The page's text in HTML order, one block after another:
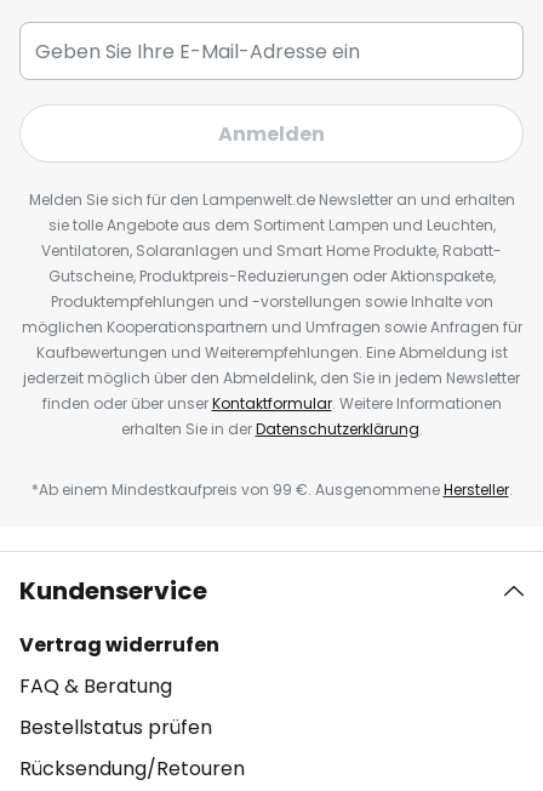
Anmelden
Melden Sie sich für den Lampenwelt.de Newsletter an und erhalten
sie tolle Angebote aus dem Sortiment Lampen und Leuchten,
Ventilatoren, Solaranlagen und Smart Home Produkte, Rabatt-
Gutscheine, Produktpreis-Reduzierungen oder Aktionspakete,
Produktempfehlungen und -vorstellungen sowie Inhalte von
möglichen Kooperationspartnern und Umfragen sowie Anfragen für
Kaufbewertungen und Weiterempfehlungen. Eine Abmeldung ist
jederzeit möglich über den Abmeldelink, den Sie in jedem Newsletter
finden oder über unserKontaktformular. Weitere Informationen
erhalten Sie in derDatenschutzerklärung.
*Ab einem Mindestkaufpreis von 99 €. AusgenommeneHersteller.
Kundenservice
Vertrag widerrufen
FAQ & Beratung
Bestellstatus prüfen
Rücksendung/Retouren